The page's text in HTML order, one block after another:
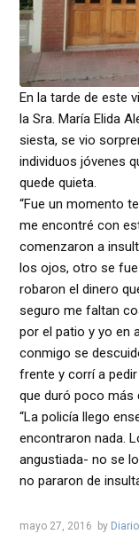
En la tarde de este
la Sra. María Elida
siesta, se vio
individuos jóvenes
quede quieta.
“Fue un momento
me encontré con
comenzaron a
los ojos, otro se
robaron el dinero
seguro me faltan
por el patio y yo en
conmigo se
frente y corrí a
que duró poco más
“La policía llego
encontraron nada.
angustiada- no se
no pararon de
mayo 27, 2016 by